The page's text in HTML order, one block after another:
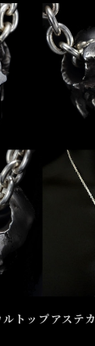
トップアステカ